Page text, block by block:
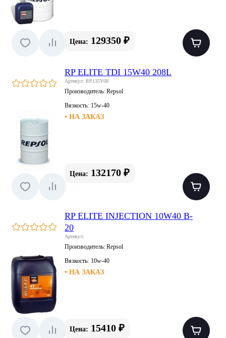
Цена: 129350 ₽
RP ELITE TDI 15W40 208L
Артикул: RP135Y08
Производитель: Repsol
Вязкость: 15w-40
• НА ЗАКАЗ
Цена: 132170 ₽
RP ELITE INJECTION 10W40 B-
20
Артикул:
Производитель: Repsol
Вязкость: 10w-40
• НА ЗАКАЗ
Цена: 15410 ₽